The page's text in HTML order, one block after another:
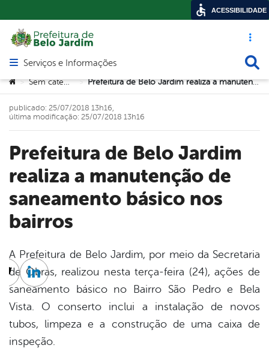
Acesso
Abrir menu principal de navegação
Serviços e Informações
Você está aqui:
> Sem categoria > Prefeitura de Belo Jardim realiza a manutenção de saneamento básico nos bairros
Prefeitura de Belo Jardim
realiza a manutenção de
saneamento básico nos
bairros
publicado: 25/07/2018 13h16,
última modificação: 25/07/2018 13h16
A Prefeitura de Belo Jardim, por meio da Secretaria
de Obras, realizou nesta terça-feira (24), ações de
saneamento básico no Bairro São Pedro e Bela
Vista. O conserto inclui a instalação de novos
tubos, limpeza e a construção de uma caixa de
inspeção.
Twitter
Linkedin
ACESSIBILIDADE